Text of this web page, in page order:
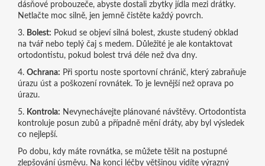
dásňové probouzeče, abyste dostali zbytky jídla mezi drátky.
Netlačte moc silně, jen jemně čistěte každý povrch.
3. Bolest: Pokud se objeví silná bolest, zkuste studený obklad
na tvář nebo teplý čaj s medem. Důležité je ale kontaktovat
ortodontistu, pokud bolest trvá déle než dva dny.
4. Ochrana: Při sportu noste sportovní chránič, který zabraňuje
úrazu úst a poškození rovnátek. To je levnější než oprava po
úrazu.
5. Kontrola: Nevynechávejte plánované návštěvy. Ortodontista
kontroluje posun zubů a případně mění dráty, aby byl výsledek
co nejlepší.
Po dobu, kdy máte rovnátka, se můžete těšit na postupné
zlepšování úsměvu. Na konci léčby většinou vidíte výrazný